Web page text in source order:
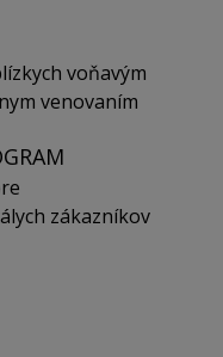
voňavým
venovaním
zákazníkov